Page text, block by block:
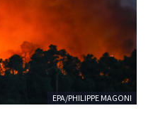
EPA/PHILIPPE MAGONI